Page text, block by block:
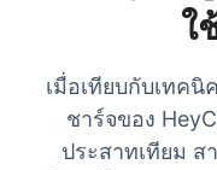
ใ
เมื่อเทียบกับเทค
ชาร์จของ
ประสาทเทียม